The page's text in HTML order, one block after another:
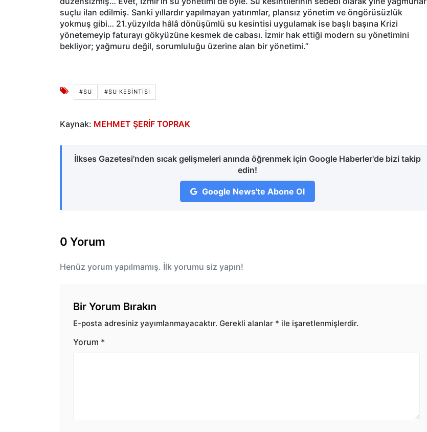
suçlu ilan edilmiş. Sanki yıllardır yapılmayan yatırımlar, plansız yönetim ve öngörüsüzlük
yokmuş gibi… 21.yüzyılda hâlâ dönüşümlü su kesintisi uygulamak ise başlı başına Krizi
yönetemeyip faturayı gökyüzüne kesmek de cabası. İzmir hak ettiği modern su yönetimini
bekliyor; yağmuru değil, sorumluluğu üzerine alan bir yönetimi.”
#SU #SU KESINTISI
Kaynak: MEHMET ŞERİF TOPRAK
İlkses Gazetesi'nden sıcak gelişmeleri anında öğrenmek için Google Haberler'de bizi takip
edin!
Google News'te Abone Ol
0 Yorum
Henüz yorum yapılmamış. İlk yorumu siz yapın!
Bir Yorum Bırakın
E-posta adresiniz yayımlanmayacaktır. Gerekli alanlar * ile işaretlenmişlerdir.
Yorum *